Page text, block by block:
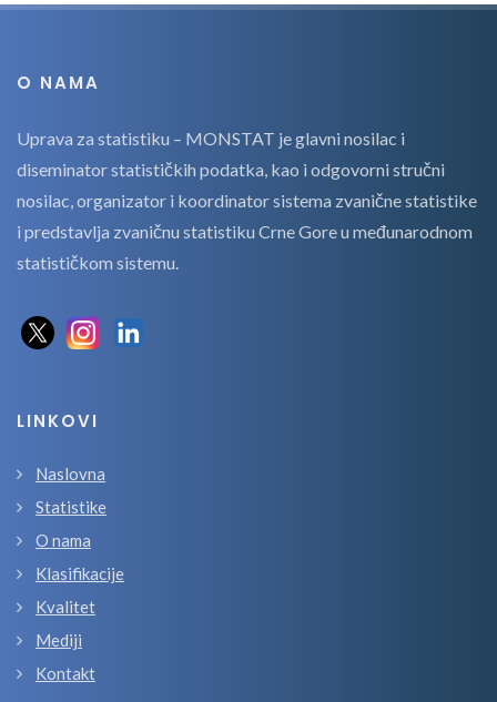
O NAMA
Uprava za statistiku – MONSTAT je glavni nosilac i
diseminator statističkih podatka, kao i odgovorni stručni
nosilac, organizator i koordinator sistema zvanične statistike
i predstavlja zvaničnu statistiku Crne Gore u međunarodnom
statističkom sistemu.
LINKOVI
Naslovna
Statistike
O nama
Klasifikacije
Kvalitet
Mediji
Kontakt